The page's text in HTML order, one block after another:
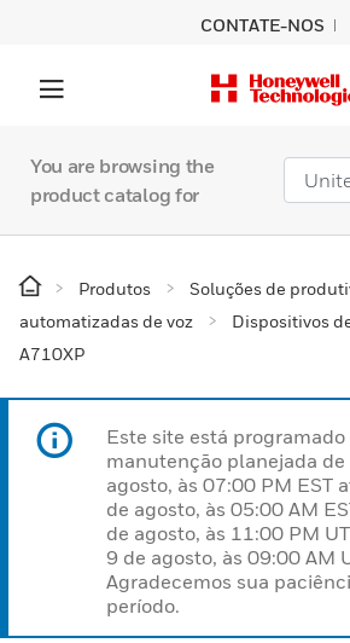
CONTATE-NOS
You are browsing the
product catalog for
Produtos Soluções de
automatizadas de voz
Dispositivos
A710XP
Este site está programado
manutenção planejada de
agosto, às 07:00 PM EST
de agosto, às 05:00 AM
de agosto, às 11:00 PM
9 de agosto, às 09:00 AM
Agradecemos sua
período.